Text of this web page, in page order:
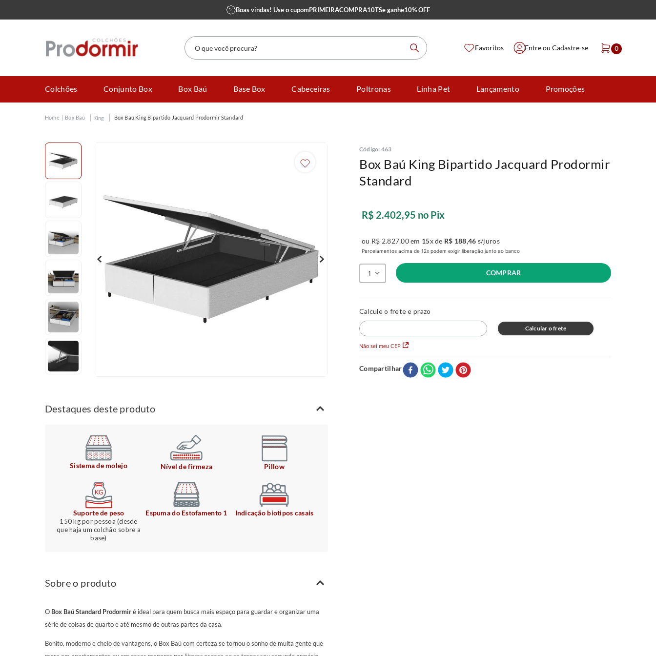
Boas vindas! Use o cupomPRIMEIRACOMPRA10TSe ganhe10% OFF
O que você procura?
Favoritos Entre ou Cadastre-se 0
Colchões Conjunto Box Box Baú Base Box Cabeceiras Poltronas Linha Pet Lançamento Promoções
Box Baú King Box Baú King Bipartido Jacquard Prodormir Standard
Destaques deste produto
Sistema de molejo Nível de firmeza Pillow
Suporte de peso
150 kg por pessoa (desde
que haja um colchão sobre a
base)
Espuma do Estofamento 1 Indicação biotipos casais
Sobre o produto
O Box Baú Standard Prodormiré ideal para quem busca mais espaço para guardar e organizar uma
série de coisas de quarto e até mesmo de outras partes da casa.
Bonito, moderno e cheio de vantagens, o Box Baú com certeza se tornou o sonho de muita gente que
Código: 463
Box Baú King Bipartido Jacquard Prodormir
Standard
R$ 2.402,95 no Pix
ou R$ 2.827,00em 15x de R$ 188,46 s/juros
Parcelamentos acima de 12x podem exigir liberação junto ao banco
1 COMPRAR
Não sei meu CEP
Calcular o frete
Compartilhar